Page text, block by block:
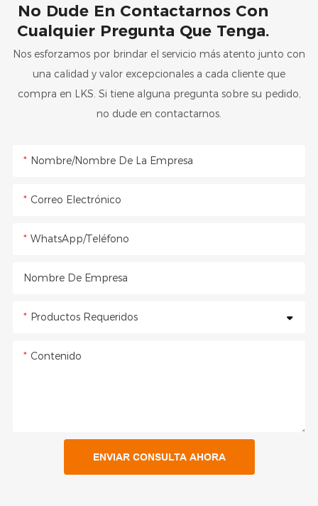
No Dude En Contactarnos Con
Cualquier Pregunta Que Tenga.
Nos esforzamos por brindar el servicio más atento junto con
una calidad y valor excepcionales a cada cliente que
compra en LKS. Si tiene alguna pregunta sobre su pedido,
no dude en contactarnos.
Nombre/Nombre De La Empresa
Correo Electrónico
WhatsApp/Teléfono
Nombre De Empresa
Productos Requeridos
Contenido
ENVIAR CONSULTA AHORA